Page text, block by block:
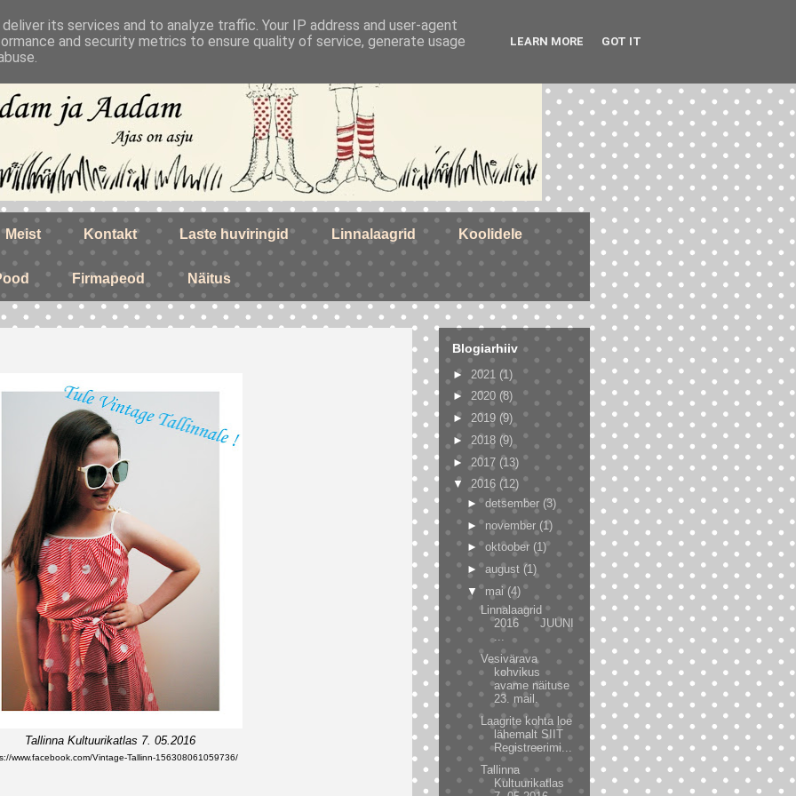
Meist Kontakt Laste huviringid Linnalaagrid Koolidele
Firmapeod Näitus
Tallinna Kultuurikatlas 7. 05.2016
www.facebook.com/Vintage-Tallinn-156308061059736/
Blogiarhiiv
► 2021 (1)
► 2020 (8)
► 2019 (9)
► 2018 (9)
► 2017 (13)
▼ 2016 (12)
►detsember (3)
► november (1)
►oktoober (1)
►august (1)
▼ mai (4)
Linnalaagrid
2016 JUUNI
...
Vesivärava
kohvikus
avame näituse
23. mail.
Laagrite kohta loe
lähemalt SIIT
Registreerimi...
Tallinna
Kultuurikatlas
its services and to analyze traffic. Your IP address and user-agent
and security metrics to ensure quality of service, generate usage
LEARN MORE GOT IT